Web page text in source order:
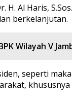
H. Al Haris,
berkelanjutan.
Wilayah V
seperti